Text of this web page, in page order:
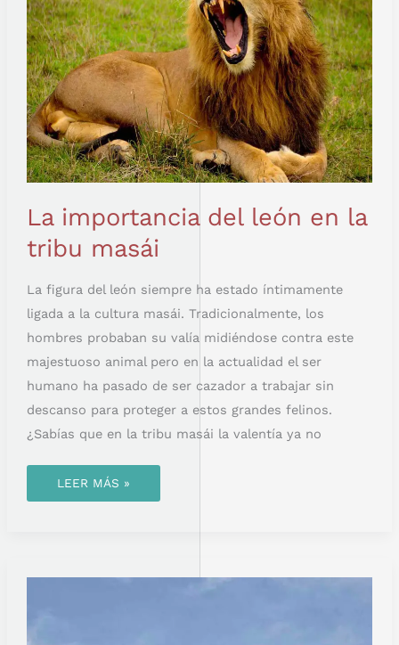
La importancia del león en la
tribu masái
La figura del león siempre ha estado íntimamente
ligada a la cultura masái. Tradicionalmente, los
hombres probaban su valía midiéndose contra este
majestuoso animal pero en la actualidad el ser
humano ha pasado de ser cazador a trabajar sin
descanso para proteger a estos grandes felinos.
¿Sabías que en la tribu masái la valentía ya no
LEER MÁS »
RITUALES